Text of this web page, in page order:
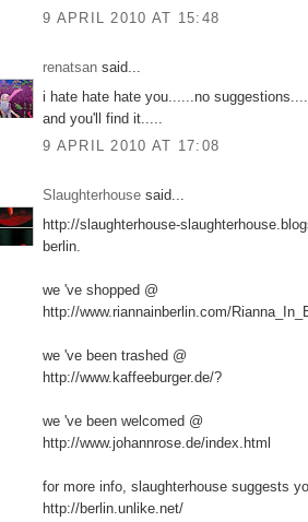
9 APRIL 2010 AT 15:48
renatsan said...
i hate hate hate you......no
and you'll find it.....
9 APRIL 2010 AT 17:08
Slaughterhouse said...
http://slaughterhouse-
berlin.
we 've shopped @
http://www.riannainberlin.com/
we 've been trashed @
http://www.kaffeeburger.de/?
we 've been welcomed @
http://www.johannrose.de/index.html
for more info, slaughterhouse suggests
http://berlin.unlike.net/